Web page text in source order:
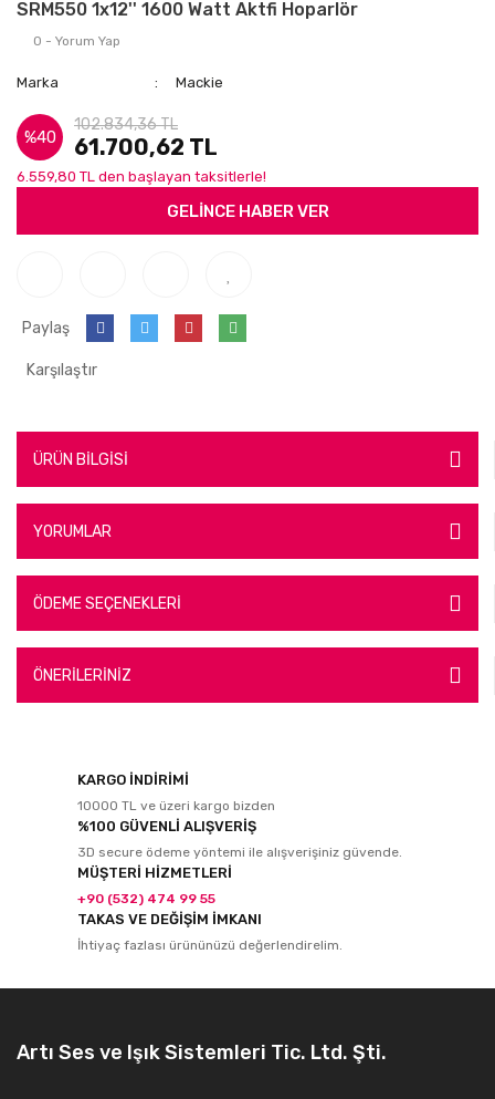
SRM550 1x12'' 1600 Watt Aktfi Hoparlör
0 - Yorum Yap
Marka Mackie
%40
102.834,36 TL
61.700,62 TL
6.559,80 TL den başlayan taksitlerle!
GELİNCE HABER VER
Paylaş
Karşılaştır
ÜRÜN BİLGİSİ
YORUMLAR
ÖDEME SEÇENEKLERİ
ÖNERİLERİNİZ
KARGO İNDİRİMİ
10000 TL ve üzeri kargo bizden
%100 GÜVENLİ ALIŞVERİŞ
3D secure ödeme yöntemi ile alışverişiniz güvende.
MÜŞTERİ HİZMETLERİ
+90 (532) 474 99 55
TAKAS VE DEĞİŞİM İMKANI
İhtiyaç fazlası ürününüzü değerlendirelim.
Artı Ses ve Işık Sistemleri Tic. Ltd. Şti.